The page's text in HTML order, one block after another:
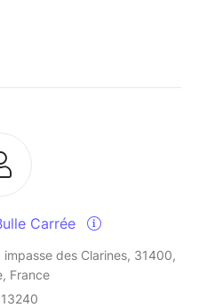
Carrée
des Clarines, 31400,
France